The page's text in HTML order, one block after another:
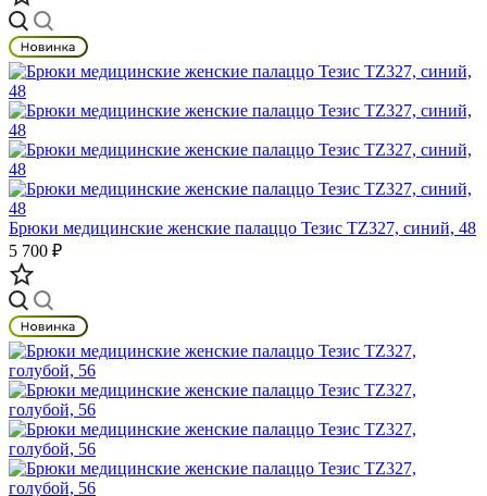
Брюки медицинские женские палаццо Тезис TZ327, синий, 48
5 700 ₽